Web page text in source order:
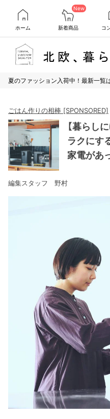
ホーム
New
新着商品 コ
夏のファッション入荷中！最新一覧
ごはん作りの相棒 [SPONSORED]
【暮らし
ラクにす
家電があ
編集スタッフ 野村